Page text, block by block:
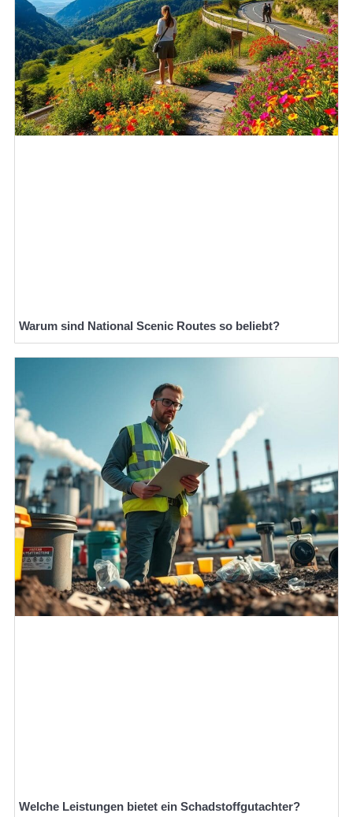
Warum sind National Scenic Routes so beliebt?
Welche Leistungen bietet ein Schadstoffgutachter?